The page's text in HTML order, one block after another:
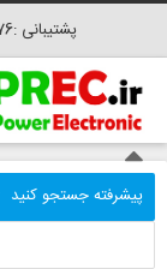
پشتیبانی :09130723276-